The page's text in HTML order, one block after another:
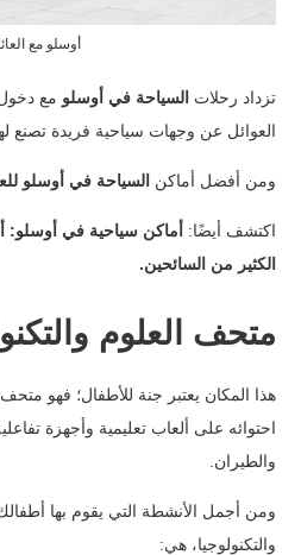
أوسلو مع
تزداد رحلات السياحة في أوسلو مع
العوائل عن وجهات سياحية فريدة تصنع
ومن أفضل أماكن السياحة في أوسلو
اكتشف أيضًا:
الكثير من السائحين.
متحف العلوم
هذا المكان يعتبر جنة للأطفال؛ فهو
احتوائه على ألعاب تعليمية وأجهزة
والطيران.
ومن أجمل الأنشطة التي يقوم بها
والتكنولوجيا، هي: